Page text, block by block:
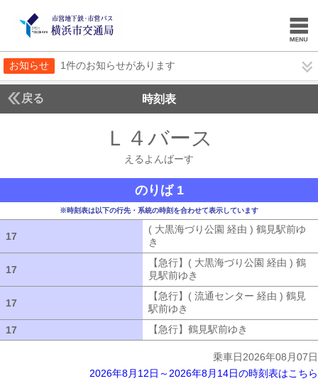
お知らせ 1件のお知らせがあります
戻る 時刻表
Ｌ４バース
えるよんばーす
のりば 1
※時刻表は以下の行先・系統の時刻を合わせて表示しています
17
( 大黒海づり公園 経由 ) 鶴見駅前ゆ
き
17
【急行】( 大黒海づり公園 経由 ) 鶴
見駅前ゆき
17
【急行】( 流通センター 経由 ) 鶴見
駅前ゆき
17
【急行】鶴見駅前ゆき
乗車日2026年08月07日
2026年8月12日～2026年8月14日の時刻表はこちら